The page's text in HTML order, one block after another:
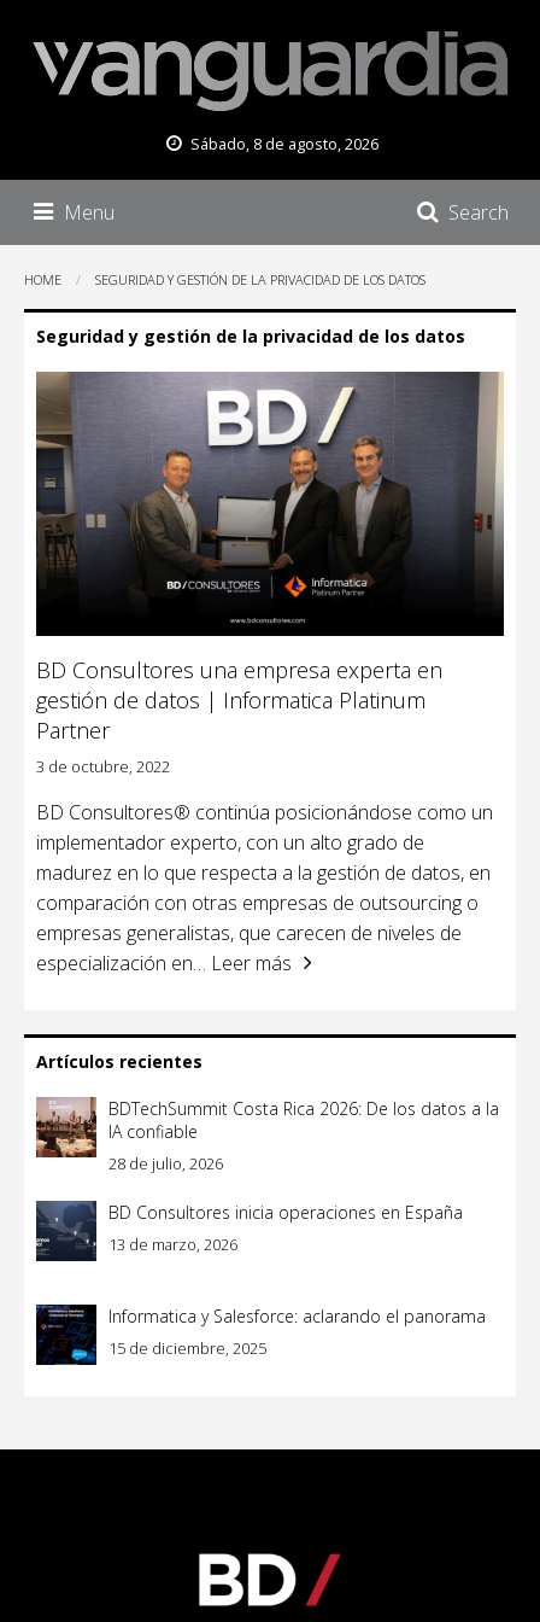
Sábado, 8 de agosto, 2026
Menu Search
HOME SEGURIDAD Y GESTIÓN DE LA PRIVACIDAD DE LOS DATOS
Seguridad y gestión de la privacidad de los datos
BD Consultores una empresa experta en
gestión de datos | Informatica Platinum
Partner
3 de octubre, 2022
BD Consultores® continúa posicionándose como un
implementador experto, con un alto grado de
madurez en lo que respecta a la gestión de datos, en
comparación con otras empresas de outsourcing o
empresas generalistas, que carecen de niveles de
especialización en… Leer más
Artículos recientes
BDTechSummit Costa Rica 2026: De los datos a la
IA confiable
28 de julio, 2026
BD Consultores inicia operaciones en España
13 de marzo, 2026
Informatica y Salesforce: aclarando el panorama
15 de diciembre, 2025